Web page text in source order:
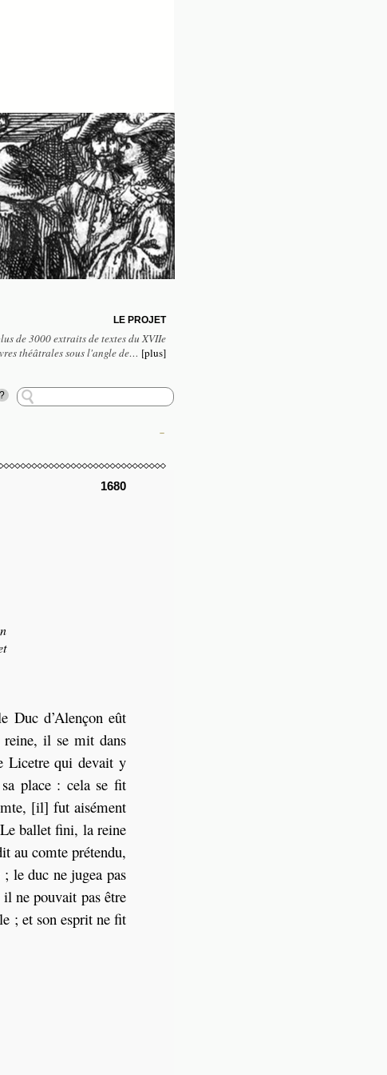
LE PROJET
de 3000 extraits de textes du XVIIe
théâtrales sous l'angle de… [plus]
?
–
1680
Duc d’Alençon eût
reine, il se mit dans
Licetre qui devait y
place : cela se fit
[il] fut aisément
ballet fini, la reine
au comte prétendu,
; le duc ne jugea pas
ne pouvait pas être
; et son esprit ne fit